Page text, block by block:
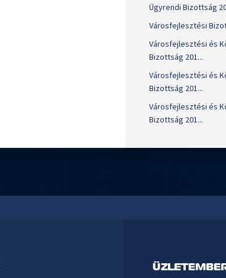
Ügyrendi Bizottság
Városfejlesztési
Városfejlesztési és
Bizottság 201...
Városfejlesztési és
Bizottság 201...
Városfejlesztési és
Bizottság 201...